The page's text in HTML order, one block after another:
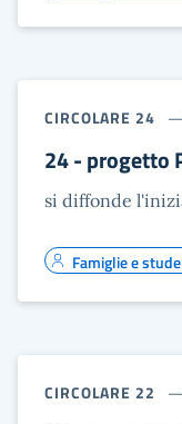
CIRCOLARE 24
24 - progetto
si diffonde
Famiglie e
CIRCOLARE 22